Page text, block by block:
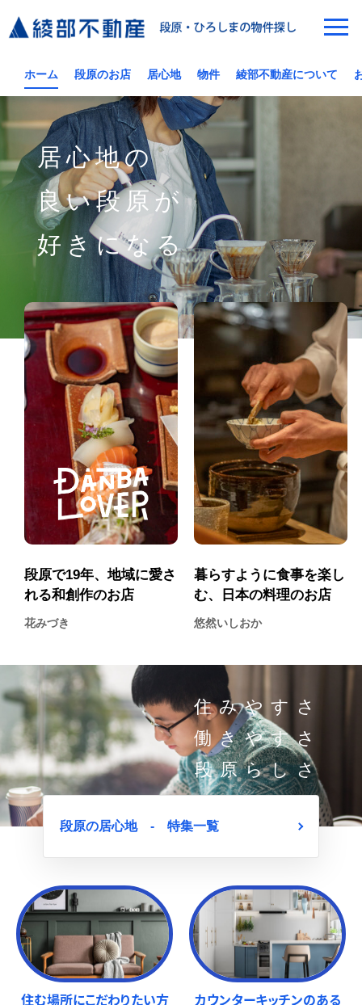
ホーム 段原のお店 居心地 物件 綾部不動産について
居心地の
良い段原が
好きになる
段原で19年、地域に愛さ
れる和創作のお店
花みづき
暮らすように食事を楽し
む、日本の料理のお店
悠然いしおか
住みやすさ
働きやすさ
段原らしさ
段原の居心地 - 特集一覧
住む場所にこだわりたい方
カウンターキッチンのある